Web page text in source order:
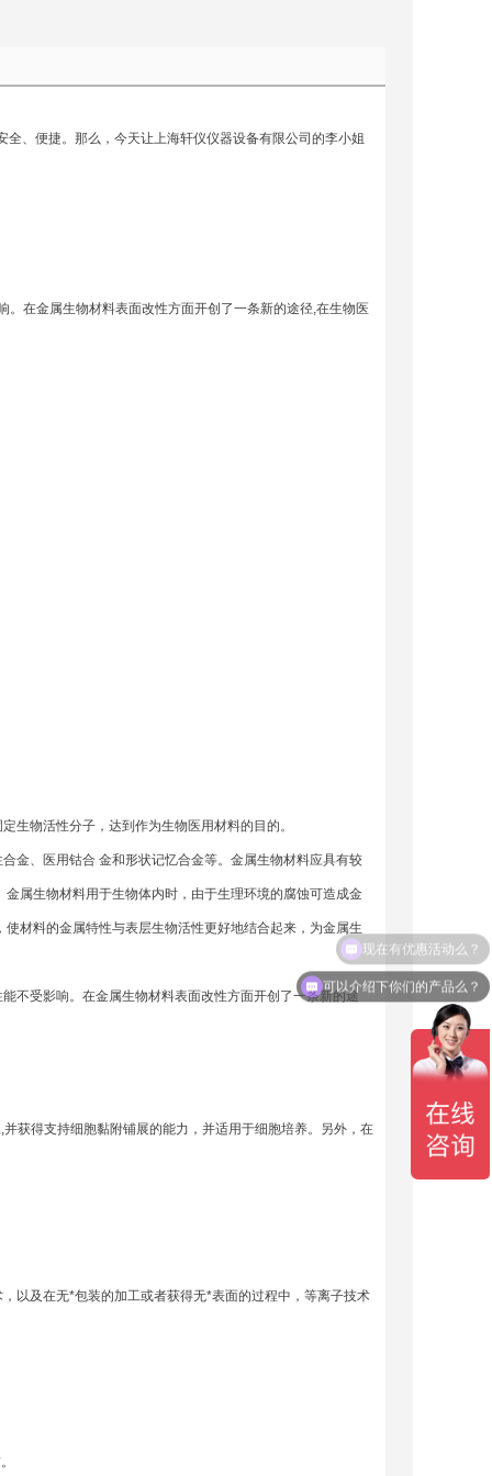
、便捷。那么，今天让上海轩仪仪器设备有限公司的李小姐
在金属生物材料表面改性方面开创了一条新的途径,在生物医
生物活性分子，达到作为生物医用材料的目的。
金、医用钴合 金和形状记忆合金等。金属生物材料应具有较
属生物材料用于生物体内时，由于生理环境的腐蚀可造成金
材料的金属特性与表层生物活性更好地结合起来，为金属生
不受影响。在金属生物材料表面改性方面开创了一条新的途
获得支持细胞黏附铺展的能力，并适用于细胞培养。另外，在
以及在无*包装的加工或者获得无*表面的过程中，等离子技术
可以介绍下你们的产品么？